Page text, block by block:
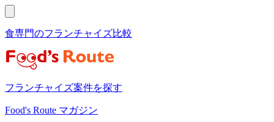
食専門のフランチャイズ比較
フランチャイズ案件を探す
Food's Route マガジン